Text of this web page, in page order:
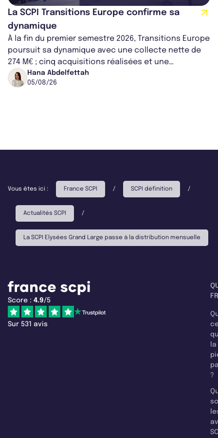
La SCPI Transitions Europe confirme sa
dynamique
À la fin du premier semestre 2026, Transitions Europe
poursuit sa dynamique avec une collecte nette de
274 M€ ; cinq acquisitions réalisées et une
capitalisation portée à 1,38 Md€....
Hana Abdelfettah
05/08/26
Vous êtes ici : France SCPI / SCPI définition /
Actualités SCPI /
La SCPI Elysées Grand Large passe à la distribution mensuelle
Score : 4.9/5
Sur 531 avis
la
?